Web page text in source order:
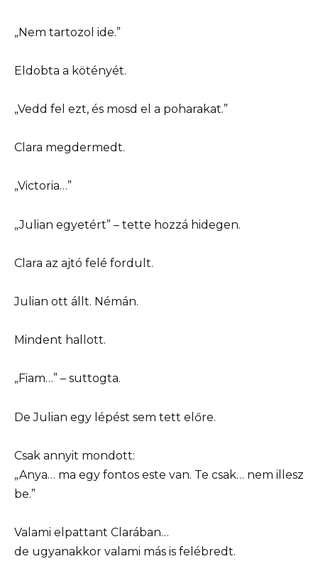
„Nem tartozol ide.”
Eldobta a kötényét.
„Vedd fel ezt, és mosd el a poharakat.”
Clara megdermedt.
„Victoria…”
„Julian egyetért” – tette hozzá hidegen.
Clara az ajtó felé fordult.
Julian ott állt. Némán.
Mindent hallott.
„Fiam…” – suttogta.
De Julian egy lépést sem tett előre.
Csak annyit mondott:
„Anya… ma egy fontos este van. Te csak… nem illesz
be.”
Valami elpattant Clarában…
de ugyanakkor valami más is felébredt.